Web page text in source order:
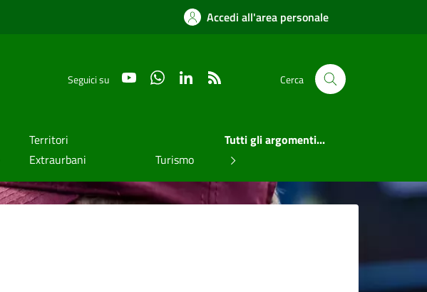
Accedi all'area personale
Seguici su YouTube WhatsAppLinkedIn Cerca
Territori
Extraurbani
Turismo
Tutti gli argomenti...